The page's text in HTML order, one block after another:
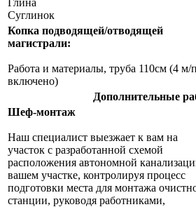
Суглинок
Копка подводящей/отводящей
магистрали:
Работа и материалы, труба 110см (4 м/п
включено)
Дополнительные
Шеф-монтаж
Наш специалист выезжает к вам на
участок с разработанной схемой
расположения автономной
вашем участке, контролируя процесс
подготовки места для монтажа
станции, руководя работниками,